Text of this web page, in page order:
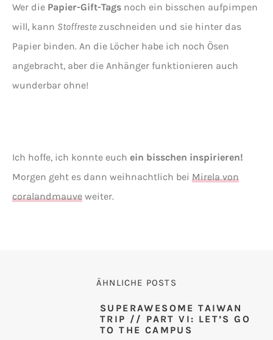
Wer die Papier-Gift-Tags noch ein bisschen aufpimpen
will, kann Stoffreste zuschneiden und sie hinter das
Papier binden. An die Löcher habe ich noch Ösen
angebracht, aber die Anhänger funktionieren auch
wunderbar ohne!
Ich hoffe, ich konnte euch ein bisschen inspirieren!
Morgen geht es dann weihnachtlich bei Mirela von
coralandmauve weiter.
ÄHNLICHE POSTS
SUPERAWESOME TAIWAN
TRIP // PART VI: LET’S GO
TO THE CAMPUS